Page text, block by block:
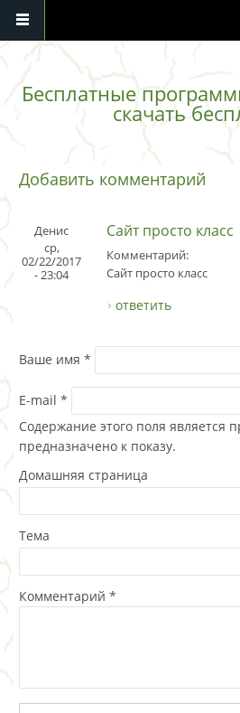
Перейти к основному содержанию
Бесплатные
скачать
Добавить комментарий
Денис
ср,
02/22/2017
- 23:04
Сайт просто класс
Комментарий:
Сайт просто класс
ответить
Ваше имя *
E-mail *
Содержание этого поля является
предназначено к показу.
Домашняя страница
Тема
Комментарий *